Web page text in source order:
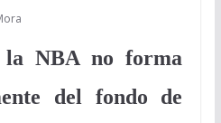
NBA no forma
del fondo de